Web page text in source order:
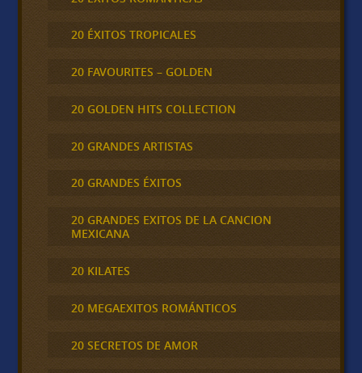
20 ÉXITOS TROPICALES
20 FAVOURITES – GOLDEN
20 GOLDEN HITS COLLECTION
20 GRANDES ARTISTAS
20 GRANDES ÉXITOS
20 GRANDES EXITOS DE LA CANCION
MEXICANA
20 KILATES
20 MEGAEXITOS ROMÁNTICOS
20 SECRETOS DE AMOR